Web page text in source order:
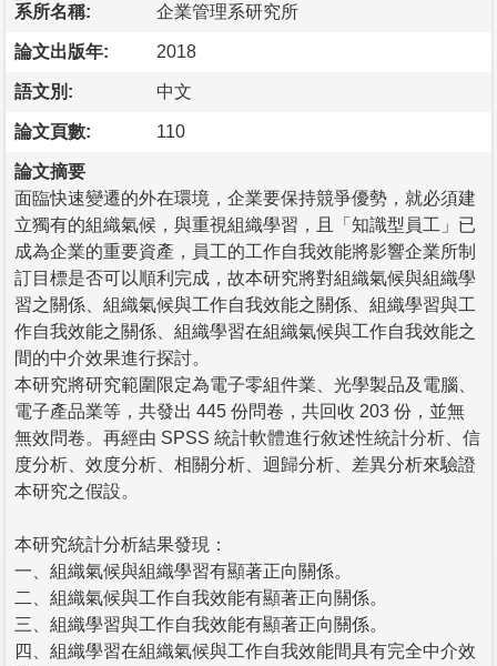
系所名稱: 企業管理系研究所
論文出版年: 2018
語文別: 中文
論文頁數: 110
論文摘要
面臨快速變遷的外在環境，企業要保持競爭優勢，就必須建
立獨有的組織氣候，與重視組織學習，且「知識型員工」已
成為企業的重要資產，員工的工作自我效能將影響企業所制
訂目標是否可以順利完成，故本研究將對組織氣候與組織學
習之關係、組織氣候與工作自我效能之關係、組織學習與工
作自我效能之關係、組織學習在組織氣候與工作自我效能之
間的中介效果進行探討。
本研究將研究範圍限定為電子零組件業、光學製品及電腦、
電子產品業等，共發出 445 份問卷，共回收 203 份，並無
無效問卷。再經由 SPSS 統計軟體進行敘述性統計分析、信
度分析、效度分析、相關分析、迴歸分析、差異分析來驗證
本研究之假設。
本研究統計分析結果發現：
一、組織氣候與組織學習有顯著正向關係。
二、組織氣候與工作自我效能有顯著正向關係。
三、組織學習與工作自我效能有顯著正向關係。
四、組織學習在組織氣候與工作自我效能間具有完全中介效